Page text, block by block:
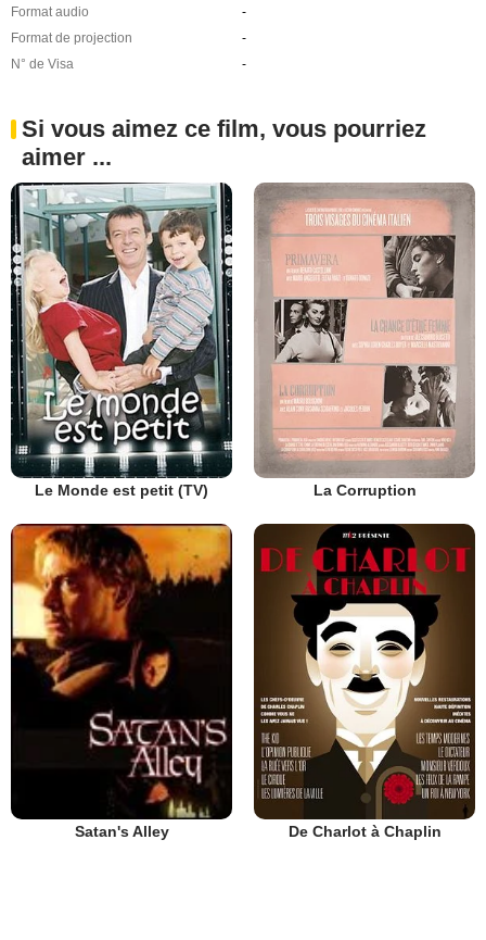
Format audio
-
Format de projection
-
N° de Visa
-
Si vous aimez ce film, vous pourriez
aimer ...
Le Monde est petit (TV) La Corruption
Satan's Alley De Charlot à Chaplin